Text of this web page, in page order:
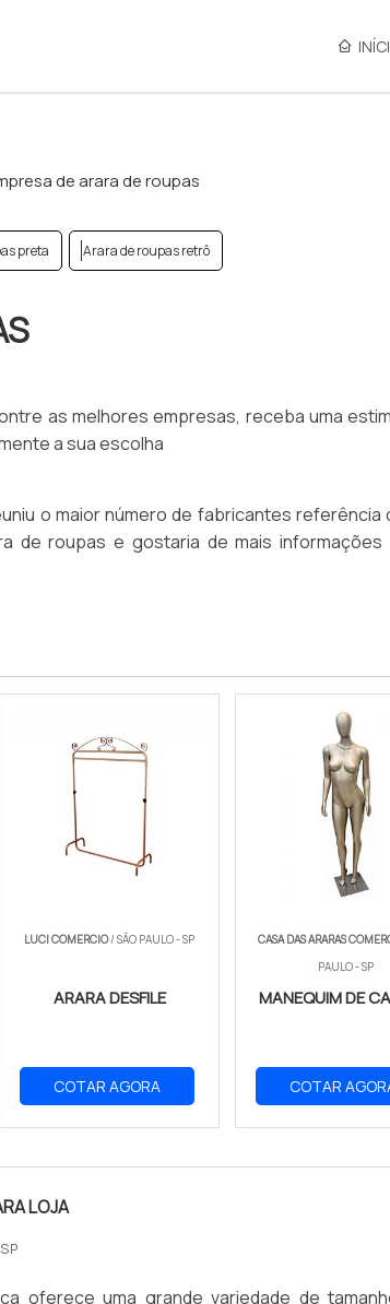
de arara de roupas
preta Arara de roupas retrô
as melhores empresas, receba uma
a sua escolha
o maior número de fabricantes referência
de roupas e gostaria de mais informações
LUCI COMERCIO/ SÃO PAULO - SP
ARARA DESFILE
COTAR AGORA
CASA DAS ARARAS
PAULO - SP
MANEQUIM DE
COTAR
LOJA
oferece uma grande variedade de